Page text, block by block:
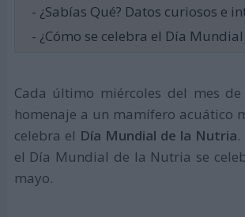
- ¿Sabías Qué? Datos curiosos e
- ¿Cómo se celebra el Día
Cada último miércoles del mes
homenaje a un mamífero acuático
celebra el Día Mundial de la Nutria
el Día Mundial de la Nutria se
mayo.